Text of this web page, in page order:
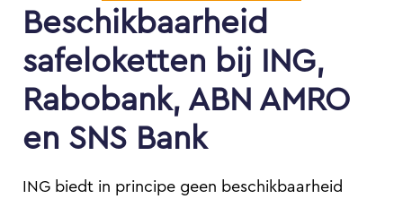
Beschikbaarheid
safeloketten bij ING,
Rabobank, ABN AMRO
en SNS Bank
ING biedt in principe geen beschikbaarheid